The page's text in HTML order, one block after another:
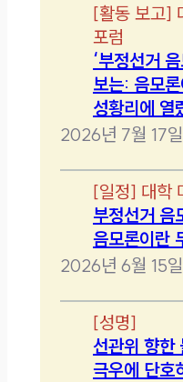
[활동 보고]
포럼
‘부정선거
보는: 음모
성황리에 열
2026년 7월 17일
[일정] 대학
부정선거 음
음모론이란
2026년 6월 15일
[성명]
선관위 향한
극우에 단호